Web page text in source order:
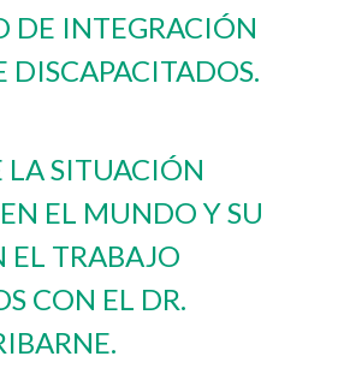
DE INTEGRACIÓN
DISCAPACITADOS.
LA SITUACIÓN
EL MUNDO Y SU
EL TRABAJO
CON EL DR.